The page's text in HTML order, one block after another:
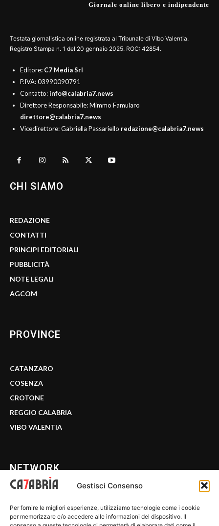
Gestisci Consenso
Per fornire le migliori esperienze, utilizziamo tecnologie come i cookie
per memorizzare e/o accedere alle informazioni del dispositivo. Il
Giornale online libero e indipendente
Testata giornalistica online registrata al Tribunale di Vibo Valentia.
Registro Stampa n. 1 del 20 gennaio 2025. ROC: 42854.
Editore: C7 Media Srl
P.IVA: 03990090791
Contatto:info@calabria7.news
Direttore Responsabile: Mimmo Famularo
direttore@calabria7.news
Vicedirettore: Gabriella Passariello redazione@calabria7.news
CHI SIAMO
REDAZIONE
CONTATTI
PRINCIPI EDITORIALI
PUBBLICITÀ
NOTE LEGALI
AGCOM
PROVINCE
CATANZARO
COSENZA
CROTONE
REGGIO CALABRIA
VIBO VALENTIA
NETWORK
WE CALABRIA